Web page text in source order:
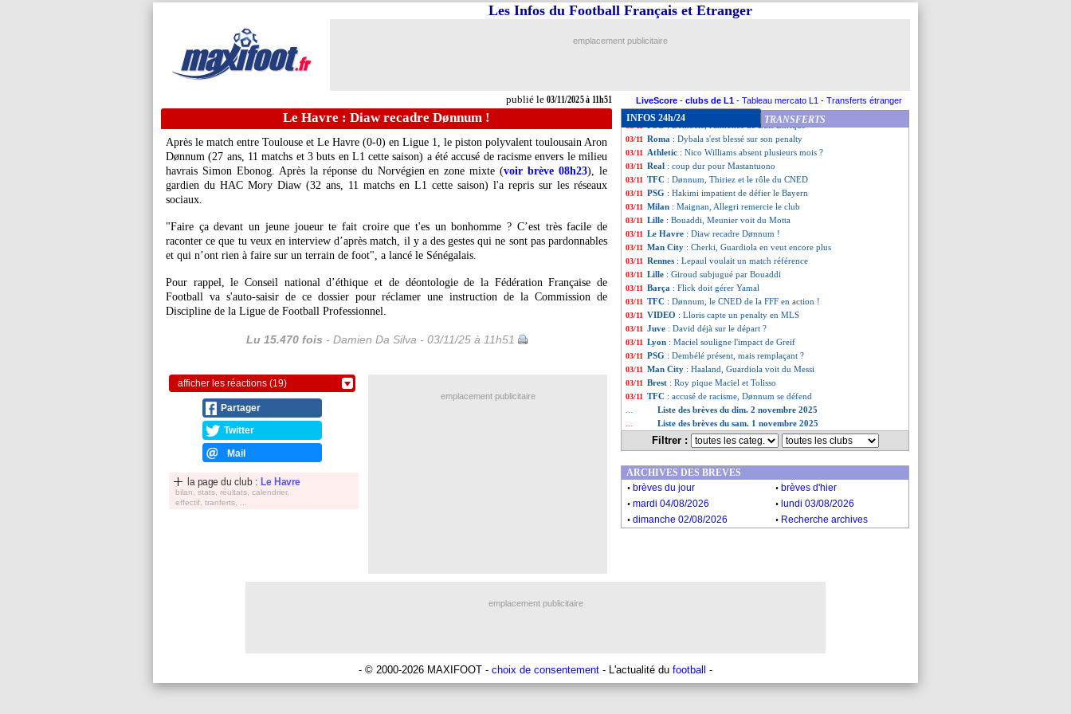
publié le 03/11/2025 à 11h51
Les Infos du Football Français et Etranger
emplacement publicitaire
LiveScore - clubs de L1 - Tableau mercato L1 - Transferts étranger
Le Havre : Diaw recadre Dønnum !
Après le match entre Toulouse et Le Havre (0-0) en Ligue 1, le piston polyvalent toulousain Aron
Dønnum (27 ans, 11 matchs et 3 buts en L1 cette saison) a été accusé de racisme envers le milieu
havrais Simon Ebonog. Après la réponse du Norvégien en zone mixte (voir brève 08h23), le
gardien du HAC Mory Diaw (32 ans, 11 matchs en L1 cette saison) l'a repris sur les réseaux
sociaux.
"Faire ça devant un jeune joueur te fait croire que t'es un bonhomme ? C’est très facile de
raconter ce que tu veux en interview d’après match, il y a des gestes qui ne sont pas pardonnables
et qui n’ont rien à faire sur un terrain de foot", a lancé le Sénégalais.
Pour rappel, le Conseil national d’éthique et de déontologie de la Fédération Française de
Football va s'auto-saisir de ce dossier pour réclamer une instruction de la Commission de
Discipline de la Ligue de Football Professionnel.
Lu 15.470 fois - Damien Da Silva - 03/11/25 à 11h51
afficher les réactions (19)
Partager
Twitter
Mail
la page du club : Le Havre
bilan, stats, réultats, calendrier,
effectif, tranferts, ...
INFOS 24h/24 TRANSFERTS
03/11 FIFPRO: le onze de la saison 2024-2025
03/11 Lyon: Endrick, le Real n'a pas tranché...
03/11 Atletico
03/11 Lyon: Hateboer dans le livre des records
03/11 PSG: Vitinha juge le niveau du Bayern
: Dembélé, l'annonce de Luis Enrique
03/11 Roma : Dybala s'est blessé sur son penalty
03/11 Athletic : Nico Williams absent plusieurs mois ?
03/11 Real : coup dur pour Mastantuono
03/11 TFC : Dønnum, Thiriez et le rôle du CNED
03/11 PSG : Hakimi impatient de défier le Bayern
03/11 Milan : Maignan, Allegri remercie le club
03/11 Lille : Bouaddi, Meunier voit du Motta
03/11 Le Havre : Diaw recadre Dønnum !
03/11 Man City : Cherki, Guardiola en veut encore plus
03/11 Rennes : Lepaul voulait un match référence
03/11 Lille : Giroud subjugué par Bouaddi
03/11 Barça : Flick doit gérer Yamal
03/11 TFC : Dønnum, le CNED de la FFF en action !
03/11 VIDEO : Lloris capte un penalty en MLS
03/11 Juve : David déjà sur le départ ?
03/11 Lyon : Maciel souligne l'impact de Greif
03/11 PSG : Dembélé présent, mais remplaçant ?
03/11 Man City : Haaland, Guardiola voit du Messi
03/11 Brest : Roy pique Maciel et Tolisso
03/11 TFC : accusé de racisme, Dønnum se défend
Liste des brèves du dim. 2 novembre 2025
Liste des brèves du sam. 1 novembre 2025
Filtrer :
emplacement publicitaire
ARCHIVES DES BREVES
. brèves du jour . brèves d'hier
. mardi 04/08/2026 . lundi 03/08/2026
. dimanche 02/08/2026 . Recherche archives
emplacement publicitaire
- © 2000-2026 MAXIFOOT - choix de consentement - L'actualité du football -